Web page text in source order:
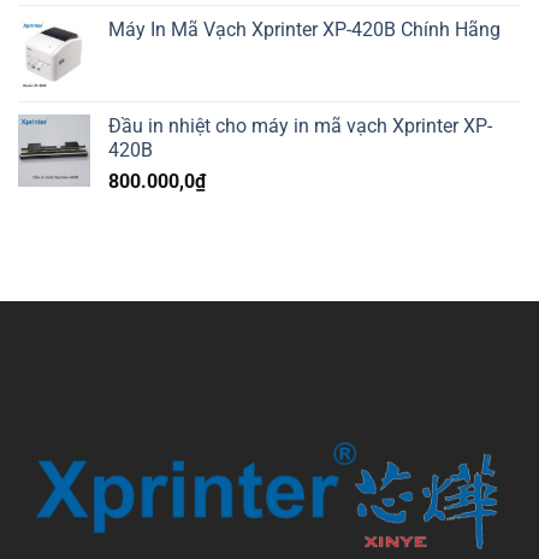
Máy In Mã Vạch Xprinter XP-420B Chính Hãng
Đầu in nhiệt cho máy in mã vạch Xprinter XP-
420B
800.000,0₫